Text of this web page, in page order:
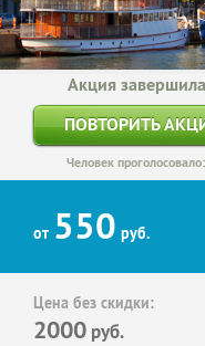
Акция
ПОВТОРИТЬ
Человек
от 550 руб.
Цена без скидки:
2000 руб.